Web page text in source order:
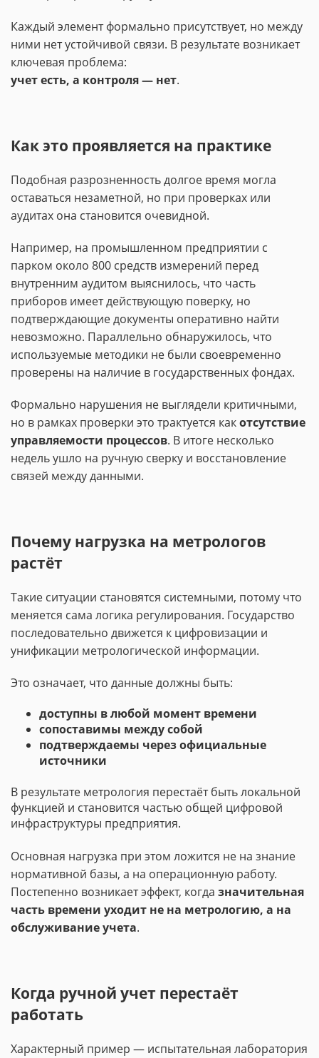
Каждый элемент формально присутствует, но между
ними нет устойчивой связи. В результате возникает
ключевая проблема:
учет есть, а контроля — нет.
Как это проявляется на практике
Подобная разрозненность долгое время могла
оставаться незаметной, но при проверках или
аудитах она становится очевидной.
Например, на промышленном предприятии с
парком около 800 средств измерений перед
внутренним аудитом выяснилось, что часть
приборов имеет действующую поверку, но
подтверждающие документы оперативно найти
невозможно. Параллельно обнаружилось, что
используемые методики не были своевременно
проверены на наличие в государственных фондах.
Формально нарушения не выглядели критичными,
но в рамках проверки это трактуется какотсутствие
управляемости процессов. В итоге несколько
недель ушло на ручную сверку и восстановление
связей между данными.
Почему нагрузка на метрологов
растёт
Такие ситуации становятся системными, потому что
меняется сама логика регулирования. Государство
последовательно движется к цифровизации и
унификации метрологической информации.
Это означает, что данные должны быть:
доступны в любой момент времени
сопоставимы между собой
подтверждаемы через официальные
источники
В результате метрология перестаёт быть локальной
функцией и становится частью общей цифровой
инфраструктуры предприятия.
Основная нагрузка при этом ложится не на знание
нормативной базы, а на операционную работу.
Постепенно возникает эффект, когда значительная
часть времени уходит не на метрологию, а на
обслуживание учета.
Когда ручной учет перестаёт
работать
Характерный пример — испытательная лаборатория